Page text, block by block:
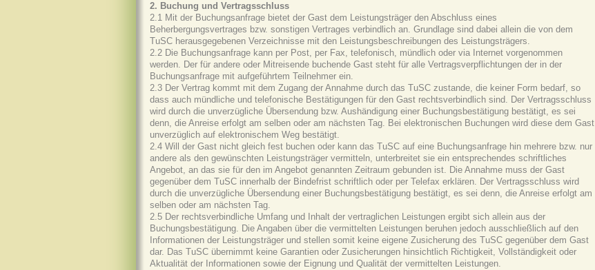
2. Buchung und Vertragsschluss
2.1 Mit der Buchungsanfrage bietet der Gast dem Leistungsträger den Abschluss eines
Beherbergungsvertrages bzw. sonstigen Vertrages verbindlich an. Grundlage sind dabei allein die von dem
TuSC herausgegebenen Verzeichnisse mit den Leistungsbeschreibungen des Leistungsträgers.
2.2 Die Buchungsanfrage kann per Post, per Fax, telefonisch, mündlich oder via Internet vorgenommen
werden. Der für andere oder Mitreisende buchende Gast steht für alle Vertragsverpflichtungen der in der
Buchungsanfrage mit aufgeführtem Teilnehmer ein.
2.3 Der Vertrag kommt mit dem Zugang der Annahme durch das TuSC zustande, die keiner Form bedarf, so
dass auch mündliche und telefonische Bestätigungen für den Gast rechtsverbindlich sind. Der Vertragsschluss
wird durch die unverzügliche Übersendung bzw. Aushändigung einer Buchungsbestätigung bestätigt, es sei
denn, die Anreise erfolgt am selben oder am nächsten Tag. Bei elektronischen Buchungen wird diese dem Gast
unverzüglich auf elektronischem Weg bestätigt.
2.4 Will der Gast nicht gleich fest buchen oder kann das TuSC auf eine Buchungsanfrage hin mehrere bzw. nur
andere als den gewünschten Leistungsträger vermitteln, unterbreitet sie ein entsprechendes schriftliches
Angebot, an das sie für den im Angebot genannten Zeitraum gebunden ist. Die Annahme muss der Gast
gegenüber dem TuSC innerhalb der Bindefrist schriftlich oder per Telefax erklären. Der Vertragsschluss wird
durch die unverzügliche Übersendung einer Buchungsbestätigung bestätigt, es sei denn, die Anreise erfolgt am
selben oder am nächsten Tag.
2.5 Der rechtsverbindliche Umfang und Inhalt der vertraglichen Leistungen ergibt sich allein aus der
Buchungsbestätigung. Die Angaben über die vermittelten Leistungen beruhen jedoch ausschließlich auf den
Informationen der Leistungsträger und stellen somit keine eigene Zusicherung des TuSC gegenüber dem Gast
dar. Das TuSC übernimmt keine Garantien oder Zusicherungen hinsichtlich Richtigkeit, Vollständigkeit oder
Aktualität der Informationen sowie der Eignung und Qualität der vermittelten Leistungen.